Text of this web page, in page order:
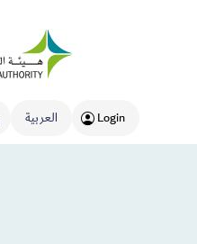
العربية Login